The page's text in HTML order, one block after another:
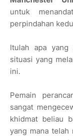
untuk
perpindahan
Itulah apa yang
situasi yang
ini.
Pemain
sangat
khidmat beliau
yang mana telah